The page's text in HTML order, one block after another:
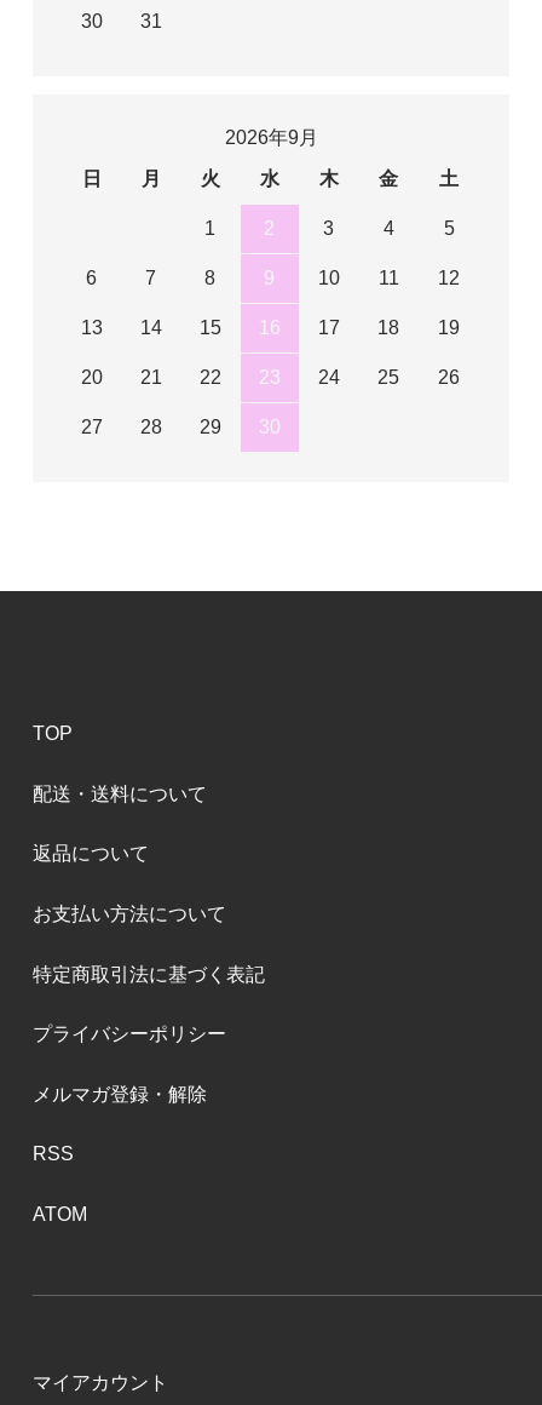
30 31
2026年9月
日
月 火 水 木 金 土
1 2 3 4 5
6 7 8 9 10 11 12
13 14 15 16 17 18 19
20 21 22 23 24 25 26
27 28 29 30
TOP
配送・送料について
返品について
お支払い方法について
特定商取引法に基づく表記
プライバシーポリシー
メルマガ登録・解除
RSS
ATOM
マイアカウント